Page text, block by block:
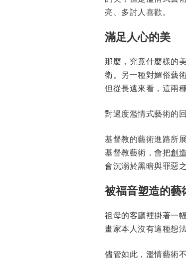
亮、多討人喜歡。
滿足人心的美
那麼，究竟什麼樣的
衛。另一種對媚俗藝
但從長遠來看，這兩
對過度濫情式藝術的
基督教的藝術進路所
基督教藝術，會把創
會沉溺於黑暗與罪惡
被福音塑造的藝
祖母的客廳裡掛著一
畫家本人沒有這種想
儘管如此，濫情藝術